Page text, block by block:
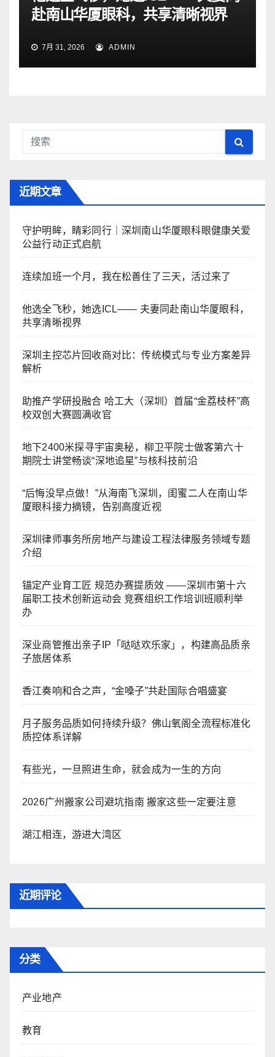
赴南山华厦眼科，共享清晰视界
7月 31, 2026 ADMIN
近期文章
守护明眸，睛彩同行｜深圳南山华厦眼科眼健康关爱
公益行动正式启航
连续加班一个月，我在松善住了三天，活过来了
他选全飞秒，她选ICL—— 夫妻同赴南山华厦眼科，
共享清晰视界
深圳主控芯片回收商对比：传统模式与专业方案差异
解析
助推产学研投融合 哈工大（深圳）首届“金荔枝杯”高
校双创大赛圆满收官
地下2400米探寻宇宙奥秘，柳卫平院士做客第六十
期院士讲堂畅谈“深地追星”与核科技前沿
“后悔没早点做！”从海南飞深圳，闺蜜二人在南山华
厦眼科接力摘镜，告别高度近视
深圳律师事务所房地产与建设工程法律服务领域专题
介绍
锚定产业育工匠 规范办赛提质效 ——深圳市第十六
届职工技术创新运动会 竞赛组织工作培训班顺利举
办
深业商管推出亲子IP「哒哒欢乐家」，构建高品质亲
子旅居体系
香江奏响和合之声，“金嗓子”共赴国际合唱盛宴
月子服务品质如何持续升级？佛山氧阁全流程标准化
质控体系详解
有些光，一旦照进生命，就会成为一生的方向
2026广州搬家公司避坑指南 搬家这些一定要注意
湖江相连，游进大湾区
近期评论
分类
产业地产
教育